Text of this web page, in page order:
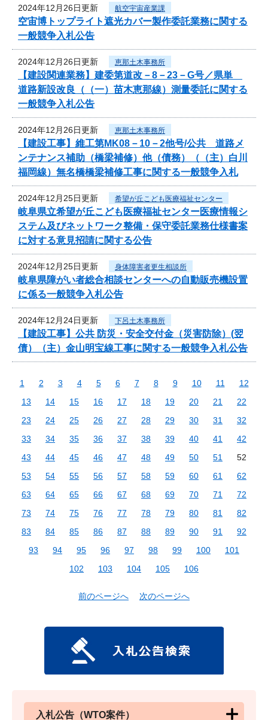
2024年12月26日更新 航空宇宙産業課
空宙博トップライト遮光カバー製作委託業務に関する
一般競争入札公告
2024年12月26日更新 恵那土木事務所
【建設関連業務】建委第道改－8－23－G号／県単
道路新設改良（（一）苗木恵那線）測量委託に関する
一般競争入札公告
2024年12月26日更新 恵那土木事務所
【建設工事】維工第MK08－10－2他号/公共 道路メ
ンテナンス補助（橋梁補修）他（債務）（（主）白川
福岡線）無名橋橋梁補修工事に関する一般競争入札
2024年12月25日更新 希望が丘こども医療福祉センター
岐阜県立希望が丘こども医療福祉センター医療情報シ
ステム及びネットワーク整備・保守委託業務仕様書案
に対する意見招請に関する公告
2024年12月25日更新 身体障害者更生相談所
岐阜県障がい者総合相談センターへの自動販売機設置
に係る一般競争入札公告
2024年12月24日更新 下呂土木事務所
【建設工事】公共 防災・安全交付金（災害防除）(翌
債）（主）金山明宝線工事に関する一般競争入札公告
1 2 3 4 5 6 7 8 9 10 11
12
13
14 15 16 17 18 19 20 21
22
23
24 25 26 27 28 29 30 31
32
33
34 35 36 37 38 39 40 41
42
43
44 45 46 47 48 49 50 51
52
53
54 55 56 57 58 59 60 61
62
63
64 65 66 67 68 69 70 71
72
73
74 75 76 77 78 79 80 81
82
83
84 85 86 87 88 89 90 91
92
93
94 95 96 97 98 99 100
101
102
103 104 105 106
前のページへ 次のページへ
入札公告（WTO案件）